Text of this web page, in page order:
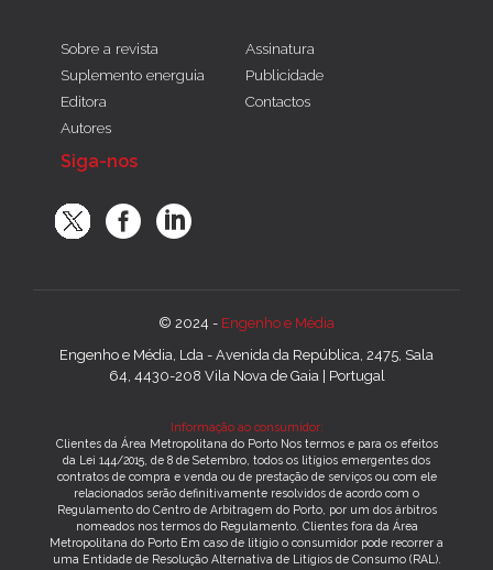
Sobre a revista
Suplemento energuia
Editora
Autores
Assinatura
Publicidade
Contactos
Siga-nos
© 2024 - Engenho e Média
Engenho e Média, Lda - Avenida da República, 2475, Sala
64, 4430-208 Vila Nova de Gaia | Portugal
Informação ao consumidor:
Clientes da Área Metropolitana do Porto Nos termos e para os efeitos
da Lei 144/2015, de 8 de Setembro, todos os litígios emergentes dos
contratos de compra e venda ou de prestação de serviços ou com ele
relacionados serão definitivamente resolvidos de acordo com o
Regulamento do Centro de Arbitragem do Porto, por um dos árbitros
nomeados nos termos do Regulamento. Clientes fora da Área
Metropolitana do Porto Em caso de litígio o consumidor pode recorrer a
uma Entidade de Resolução Alternativa de Litígios de Consumo (RAL).